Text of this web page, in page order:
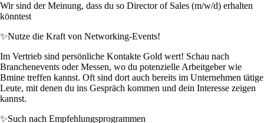
Wir sind der Meinung, dass du so Director of Sales (m/w/d) erhalten
könntest
✨Nutze die Kraft von Networking-Events!
Im Vertrieb sind persönliche Kontakte Gold wert! Schau nach
Branchenevents oder Messen, wo du potenzielle Arbeitgeber wie
Bmine treffen kannst. Oft sind dort auch bereits im Unternehmen tätige
Leute, mit denen du ins Gespräch kommen und dein Interesse zeigen
kannst.
✨Such nach Empfehlungsprogrammen